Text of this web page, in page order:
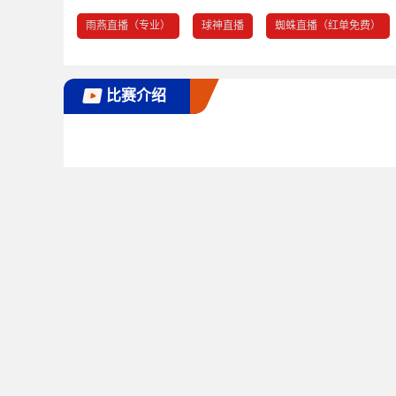
雨燕直播（专业） 球神直播 蜘蛛直播（红单免费）
比赛介绍